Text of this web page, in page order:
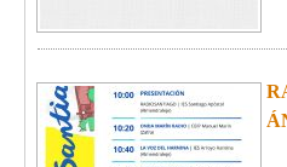
RADIO EN
ÁNGELES